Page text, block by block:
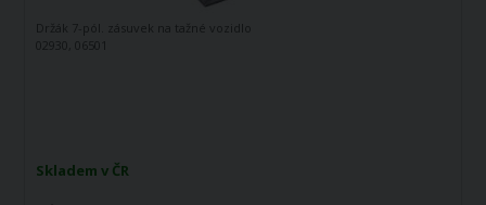
Skladem v ČR
Držák 7-pól. zásuvek na tažné vozidlo
02930, 06501